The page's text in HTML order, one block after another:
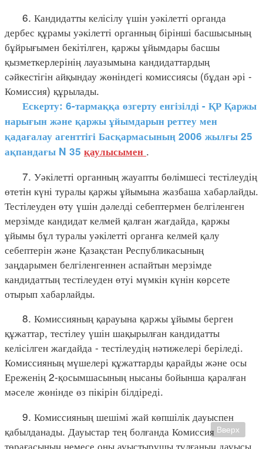
6. Кандидатты келісілу үшін уәкілетті органда
дербес құрамы уәкілетті органның бірінші басшысының
бұйрығымен бекітілген, қаржы ұйымдары басшы
қызметкерлерінің лауазымына кандидаттардың
сәйкестігін айқындау жөніндегі комиссиясы (бұдан әрі -
Комиссия) құрылады.
Ескерту: 6-тармаққа өзгерту енгізілді - ҚР Қаржы
нарығын және қаржы ұйымдарын реттеу мен
қадағалау агенттігі Басқармасының 2006 жылғы 25
ақпандағы N 35 қаулысымен .
7. Уәкілетті органның жауапты бөлімшесі тестілеудің
өтетін күні туралы қаржы ұйымына жазбаша хабарлайды.
Тестілеуден өту үшін дәлелді себептермен белгіленген
мерзімде кандидат келмей қалған жағдайда, қаржы
ұйымы бұл туралы уәкілетті органға келмей қалу
себептерін және Қазақстан Республикасының
заңдарымен белгіленгеннен аспайтын мерзімде
кандидаттың тестілеуден өтуі мүмкін күнін көрсете
отырып хабарлайды.
8. Комиссияның қарауына қаржы ұйымы берген
құжаттар, тестілеу үшін шақырылған кандидатты
келісілген жағдайда - тестілеудің нәтижелері беріледі.
Комиссияның мүшелері құжаттарды қарайды және осы
Ереженің 2-қосымшасының нысаны бойынша қаралған
мәселе жөнінде өз пікірін білдіреді.
9. Комиссияның шешімі жай көпшілік дауыспен
қабылданады. Дауыстар тең болғанда Комиссия
төрағасының немесе оны ауыстырушы тұлғаның дауысы
Вверх